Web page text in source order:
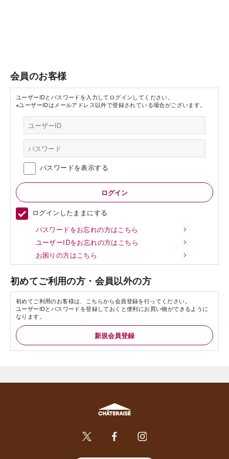
会員のお客様
ユーザーIDとパスワードを入力してログインしてください。
※ユーザーIDはメールアドレス以外で登録されている場合がございます。
パスワードを表示する
ログインしたままにする
パスワードをお忘れの方はこちら
ユーザーIDをお忘れの方はこちら
お困りの方はこちら
初めてご利用の方・会員以外の方
初めてご利用のお客様は、こちらから会員登録を行ってください。
ユーザーIDとパスワードを登録しておくと便利にお買い物ができるように
なります。